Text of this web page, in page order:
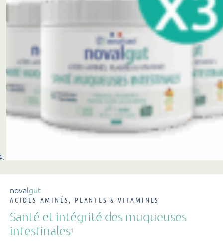
novalgut
ACIDES AMINÉS, PLANTES & VITAMINES
Santé et intégrité des muqueuses
intestinales1